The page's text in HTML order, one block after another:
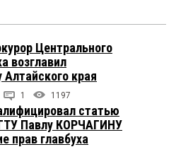
Центрального
возглавил
Алтайского края
1 1197
статью
Павлу КОРЧАГИНУ
прав главбуха